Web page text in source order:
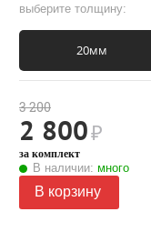
выберите толщину:
20мм
3 200
2 800₽
за комплект
В наличии: много
В корзину